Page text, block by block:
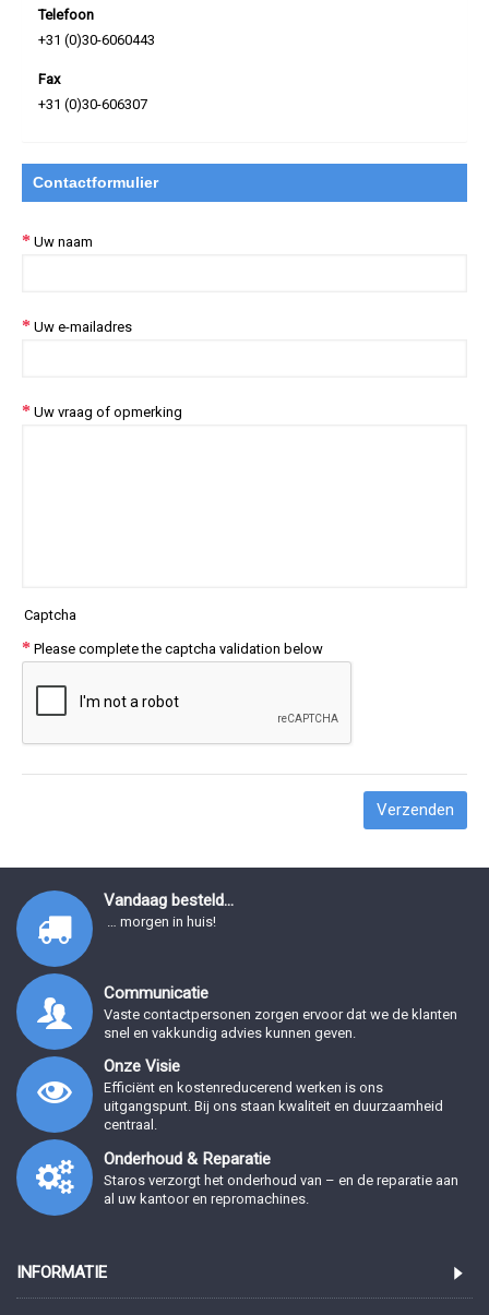
Telefoon
+31 (0)30-6060443
Fax
+31 (0)30-606307
Contactformulier
Uw naam
Uw e-mailadres
Uw vraag of opmerking
Captcha
Please complete the captcha validation below
Vandaag besteld...
… morgen in huis!
Communicatie
Vaste contactpersonen zorgen ervoor dat we de klanten
snel en vakkundig advies kunnen geven.
Onze Visie
Efficiënt en kostenreducerend werken is ons
uitgangspunt. Bij ons staan kwaliteit en duurzaamheid
centraal.
Onderhoud & Reparatie
Staros verzorgt het onderhoud van – en de reparatie aan
al uw kantoor en repromachines.
INFORMATIE